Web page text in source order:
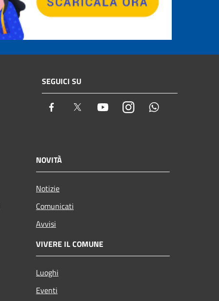
SEGUICI SU
Facebook Twitter YoutubeInstagram
NOVITÀ
Notizie
Comunicati
Avvisi
VIVERE IL COMUNE
Luoghi
Eventi